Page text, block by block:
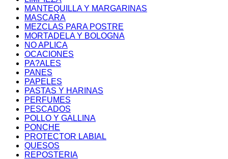
MANTEQUILLA Y MARGARINAS
MASCARA
MEZCLAS PARA POSTRE
MORTADELA Y BOLOGNA
NO APLICA
OCACIONES
PA?ALES
PANES
PAPELES
PASTAS Y HARINAS
PERFUMES
PESCADOS
POLLO Y GALLINA
PONCHE
PROTECTOR LABIAL
QUESOS
REPOSTERIA